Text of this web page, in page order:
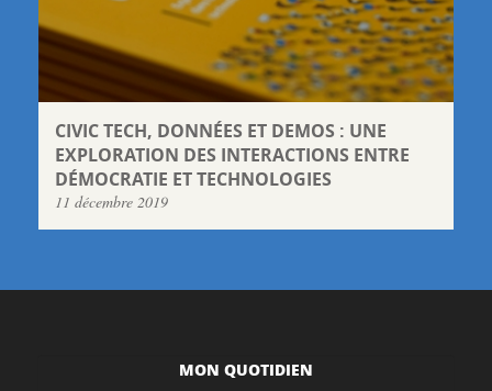
CIVIC TECH, DONNÉES ET DEMOS : UNE
EXPLORATION DES INTERACTIONS ENTRE
DÉMOCRATIE ET TECHNOLOGIES
11 décembre 2019
MON QUOTIDIEN